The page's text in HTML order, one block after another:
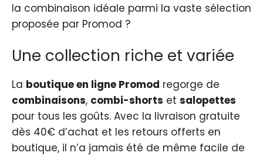
la combinaison idéale parmi la vaste sélection
proposée par Promod ?
Une collection riche et variée
La boutique en ligne Promod regorge de
combinaisons, combi-shorts et salopettes
pour tous les goûts. Avec la livraison gratuite
dès 40€ d’achat et les retours offerts en
boutique, il n’a jamais été de même facile de